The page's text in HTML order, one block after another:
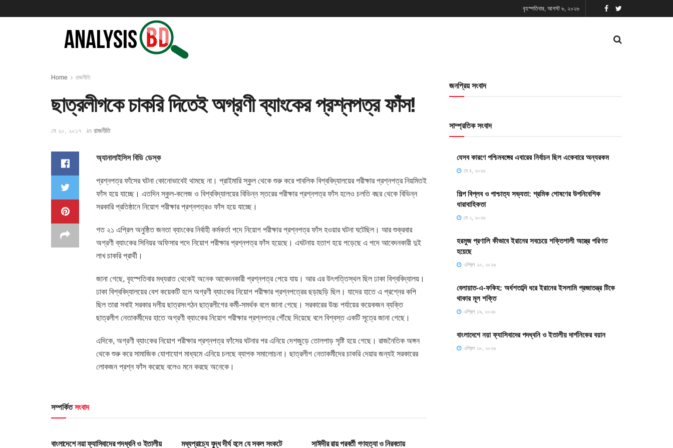
বৃহস্পতিবার, আগস্ট ৬, ২০২৬
Home রাজনীতি
ছাত্রলীগকে চাকরি দিতেই অগ্রণী ব্যাংকের প্রশ্নপত্র ফাঁস!
মে ২০, ২০১৭ in রাজনীতি
অ্যানালাইসিস বিডি ডেস্ক
প্রশ্নপত্র ফাঁসের ঘটনা কোনোভাবেই থামছে না। প্রাইমারি স্কুল থেকে শুরু করে পাবলিক বিশ্ববিদ্যালয়ের পরীক্ষার প্রশ্নপত্র নিয়মিতই
ফাঁস হয়ে যাচ্ছে। এতদিন স্কুল-কলেজ ও বিশ্ববিদ্যালয়ের বিভিন্ন স্তরের পরীক্ষার প্রশ্নপত্র ফাঁস হলেও চলতি বছর থেকে বিভিন্ন
সরকারি প্রতিষ্ঠানে নিয়োগ পরীক্ষার প্রশ্নপত্রও ফাঁস হয়ে যাচ্ছে।
গত ২১ এপ্রিল অনুষ্ঠিত জনতা ব্যাংকের নির্বাহী কর্মকর্তা পদে নিয়োগ পরীক্ষার প্রশ্নপত্র ফাঁস হওয়ার ঘটনা ঘটেছিল। আর শুক্রবার
অগ্রণী ব্যাংকের সিনিয়র অফিসার পদে নিয়োগ পরীক্ষার প্রশ্নপত্র ফাঁস হয়েছে। এঘটনায় হতাশ হয়ে পড়েছে এ পদে আবেদনকারী দুই
লাখ চাকরি প্রার্থী।
জানা গেছে, বৃহস্পতিবার মধ্যরাত থেকেই অনেক আবেদনকারী প্রশ্নপত্র পেয়ে যায়। আর এর উৎপত্তিস্থল ছিল ঢাকা বিশ্ববিদ্যালয়।
ঢাকা বিশ্ববিদ্যালয়ের বেশ কয়েকটি হলে অগ্রণী ব্যাংকের নিয়োগ পরীক্ষার প্রশ্নপত্রের ছড়াছড়ি ছিল। যাদের হাতে এ প্রশ্নের কপি
ছিল তারা সবাই সরকার দলীয় ছাত্রসংগঠন ছাত্রলীগের কর্মী-সমর্থক বলে জানা গেছে। সরকারের উচ্চ পর্যায়ের কয়েকজন ব্যক্তি
ছাত্রলীগ নেতাকর্মীদের হাতে অগ্রণী ব্যাংকের নিয়োগ পরীক্ষার প্রশ্নপত্র পৌঁছে দিয়েছে বলে বিশ্বস্ত একটি সূত্রে জানা গেছে।
এদিকে, অগ্রণী ব্যাংকের নিয়োগ পরীক্ষার প্রশ্নপত্র ফাঁসের ঘটনার পর এনিয়ে দেশজুড়ে তোলপাড় সৃষ্টি হয়ে গেছে। রাজনৈতিক অঙ্গন
থেকে শুরু করে সামাজিক যোগাযোগ মাধ্যমে এনিয়ে চলছে ব্যাপক সমালোচনা। ছাত্রলীগ নেতাকর্মীদের চাকরি দেয়ার জন্যই সরকারের
লোকজন প্রশ্ন ফাঁস করেছে বলেও মনে করছে অনেকে।
সম্পর্কিতসংবাদ
বাংলাদেশে নয়া ফ্যাসিবাদের পদধ্বনি ও ইতালীয় মধ্যপ্রাচ্যে যুদ্ধ দীর্ঘ হলে যে সকল সংকটে সাঈদীর রায় পরবর্তী গণহত্যা ও নিরবতায়
জনপ্রিয় সংবাদ
সাম্প্রতিক সংবাদ
যেসব কারণে পশ্চিমবঙ্গের এবারের নির্বাচন ছিল একেবারে অন্যরকম
মে ৪, ২০২৬
শিল্প বিপ্লব ও পাশ্চাত্য সভ্যতা: শ্রমিক শোষণের উপনিবেশিক
ধারাবাহিকতা
মে ২, ২০২৬
হরমুজ প্রণালি কীভাবে ইরানের সবচেয়ে শক্তিশালী অস্ত্রে পরিণত
হয়েছে
এপ্রিল ২০, ২০২৬
বেলায়াত-এ-ফকিহ: অর্ধশতাব্দি ধরে ইরানের ইসলামি প্রজাতন্ত্র টিকে
থাকার মূল শক্তি
এপ্রিল ১৯, ২০২৬
বাংলাদেশে নয়া ফ্যাসিবাদের পদধ্বনি ও ইতালীয় দার্শনিকের বয়ান
এপ্রিল ১৮, ২০২৬